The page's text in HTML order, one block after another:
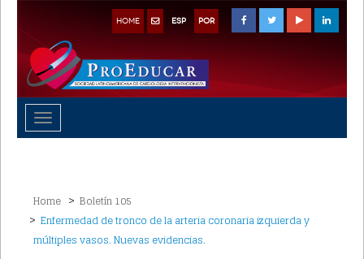
HOME ESP POR
Toggle
navigation
Home
Boletín 105
Enfermedad de tronco de la arteria coronaria izquierda y
múltiples vasos. Nuevas evidencias.